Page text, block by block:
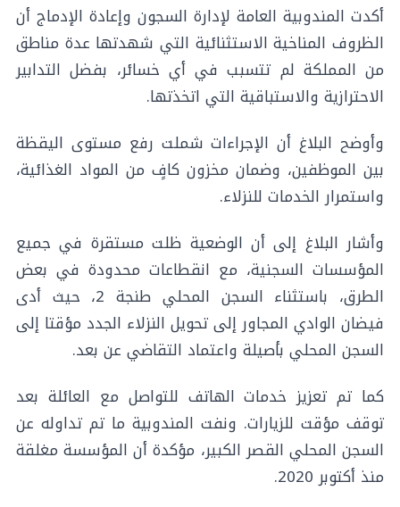
أكدت المندوبية العامة لإدارة السجون وإعادة الإدماج أن
الظروف المناخية الاستثنائية التي شهدتها عدة مناطق
من المملكة لم تتسبب في أي خسائر، بفضل التدابير
الاحترازية والاستباقية التي اتخذتها.
وأوضح البلاغ أن الإجراءات شملت رفع مستوى اليقظة
بين الموظفين، وضمان مخزون كافٍ من المواد الغذائية،
واستمرار الخدمات للنزلاء.
وأشار البلاغ إلى أن الوضعية ظلت مستقرة في جميع
المؤسسات السجنية، مع انقطاعات محدودة في بعض
الطرق، باستثناء السجن المحلي طنجة 2، حيث أدى
فيضان الوادي المجاور إلى تحويل النزلاء الجدد مؤقتا إلى
السجن المحلي بأصيلة واعتماد التقاضي عن بعد.
كما تم تعزيز خدمات الهاتف للتواصل مع العائلة بعد
توقف مؤقت للزيارات. ونفت المندوبية ما تم تداوله عن
السجن المحلي القصر الكبير، مؤكدة أن المؤسسة مغلقة
منذ أكتوبر 2020.